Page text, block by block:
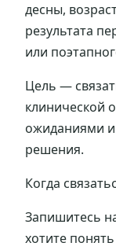
десны,
результата
или
Цель —
клинической
ожиданиями
решения.
Когда
Запишитесь
хотите